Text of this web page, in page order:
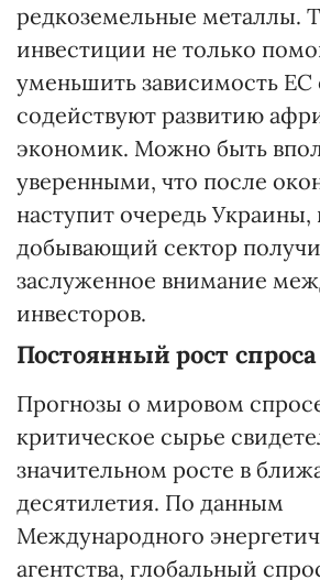
редкоземельные металлы.
инвестиции не только
уменьшить зависимость ЕС
содействуют развитию
экономик. Можно быть
уверенными, что после
наступит очередь Украины,
добывающий сектор
заслуженное внимание
инвесторов.
Постоянный рост спроса
Прогнозы о мировом
критическое сырье
значительном росте в
десятилетия. По данным
Международного
агентства, глобальный